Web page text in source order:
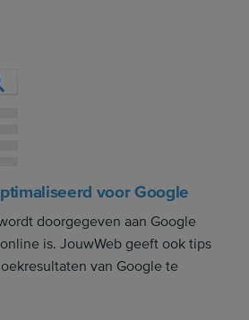
voor Google
doorgegeven aan Google
is. JouwWeb geeft ook tips
van Google te